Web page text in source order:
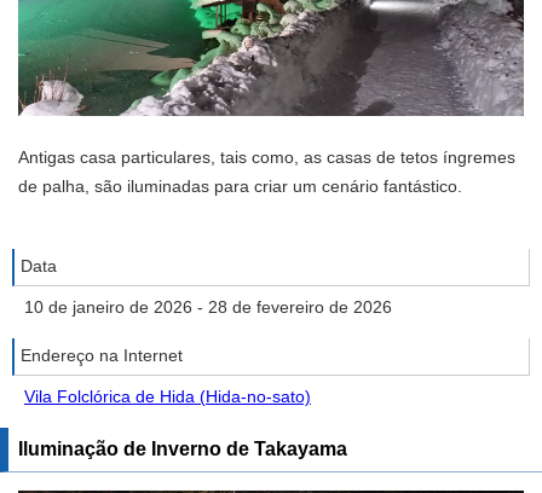
Antigas casa particulares, tais como, as casas de tetos íngremes
de palha, são iluminadas para criar um cenário fantástico.
Data
10 de janeiro de 2026 - 28 de fevereiro de 2026
Endereço na Internet
Vila Folclórica de Hida (Hida-no-sato)
Iluminação de Inverno de Takayama